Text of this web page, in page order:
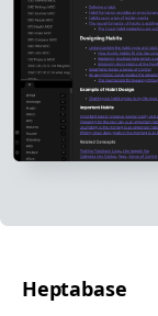
Heptabase